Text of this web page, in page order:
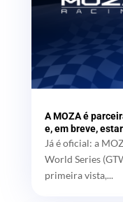
A MOZA é
e, em breve,
Já é oficial: a
World Series
primeira vista,...